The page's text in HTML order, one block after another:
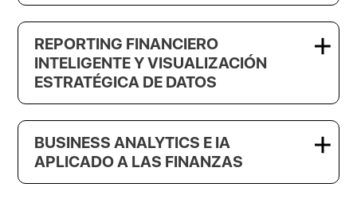
REPORTING FINANCIERO
INTELIGENTE Y VISUALIZACIÓN
ESTRATÉGICA DE DATOS
BUSINESS ANALYTICS E IA
APLICADO A LAS FINANZAS